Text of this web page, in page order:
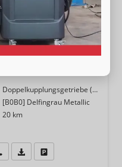
LIFE eHybrid AHK+360°+LEDplus+Lenkradheiz+IQ.Drive+ACC+AppConnect+eHeck
Doppelkupplungsgetriebe (DSG)
[B0B0] Delfingrau Metallic
20 km
Wir rufen Sie anFahrzeugexposé (PDF)